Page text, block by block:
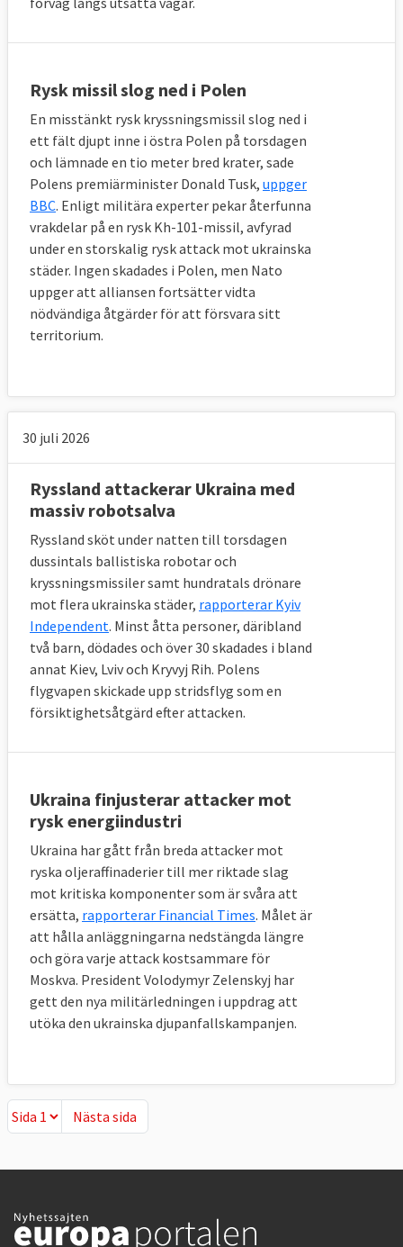
Rysk missil slog ned i Polen
En misstänkt rysk kryssningsmissil slog ned i
ett fält djupt inne i östra Polen på torsdagen
och lämnade en tio meter bred krater, sade
Polens premiärminister Donald Tusk, uppger
BBC. Enligt militära experter pekar återfunna
vrakdelar på en rysk Kh-101-missil, avfyrad
under en storskalig rysk attack mot ukrainska
städer. Ingen skadades i Polen, men Nato
uppger att alliansen fortsätter vidta
nödvändiga åtgärder för att försvara sitt
territorium.
30 juli 2026
Ryssland attackerar Ukraina med
massiv robotsalva
Ryssland sköt under natten till torsdagen
dussintals ballistiska robotar och
kryssningsmissiler samt hundratals drönare
mot flera ukrainska städer, rapporterar Kyiv
Independent. Minst åtta personer, däribland
två barn, dödades och över 30 skadades i bland
annat Kiev, Lviv och Kryvyj Rih. Polens
flygvapen skickade upp stridsflyg som en
försiktighetsåtgärd efter attacken.
Ukraina finjusterar attacker mot
rysk energiindustri
Ukraina har gått från breda attacker mot
ryska oljeraffinaderier till mer riktade slag
mot kritiska komponenter som är svåra att
ersätta, rapporterar Financial Times. Målet är
att hålla anläggningarna nedstängda längre
och göra varje attack kostsammare för
Moskva. President Volodymyr Zelenskyj har
gett den nya militärledningen i uppdrag att
utöka den ukrainska djupanfallskampanjen.
Nästa sida
Nästa sida